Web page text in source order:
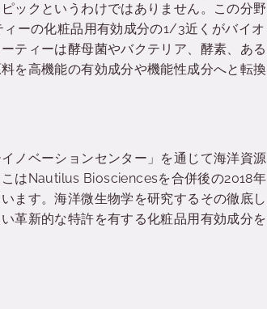
ックというわけではありません。この分野
ーの化粧品用有効成分の1/3近くがバイオ
ティーは酵母菌やバクテリア、酵素、ある
を高機能の有効成分や機能性成分へと転換
ノベーションセンター」を通じて海洋資源
はNautilus Biosciencesを合併後の2018年
ます。海洋微生物学を研究するその徹底し
革新的な特許を有する化粧品用有効成分を